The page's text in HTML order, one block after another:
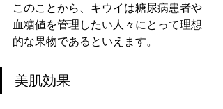
このことから、キウイは糖尿病患者や
血糖値を管理したい人々にとって理想
的な果物であるといえます。
美肌効果